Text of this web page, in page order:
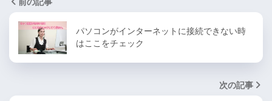
前の記事
パソコンがインターネットに接続できない時
はここをチェック
次の記事